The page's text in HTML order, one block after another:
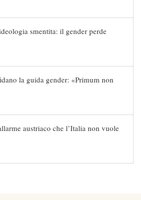
smentita: il gender perde
la guida gender: «Primum non
austriaco che l’Italia non vuole